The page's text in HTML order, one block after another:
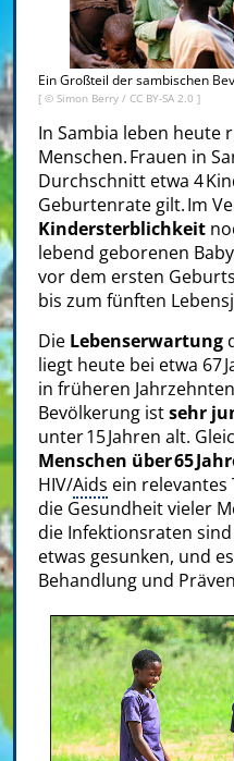
Ein Großteil der sambischen
[ © Simon Berry / CC BY-SA 2.0 ]
In Sambia leben heute
Menschen. Frauen in
Durchschnitt etwa 4
Geburtenrate gilt. Im
Kindersterblichkeit
lebend geborenen
vor dem ersten
bis zum fünften
Die Lebenserwartung
liegt heute bei etwa 67
in früheren
Bevölkerung istsehr
unter 15 Jahren alt.
Menschen über 65
HIV/Aids ein relevantes
die Gesundheit vieler
die Infektionsraten
etwas gesunken, und
Behandlung und